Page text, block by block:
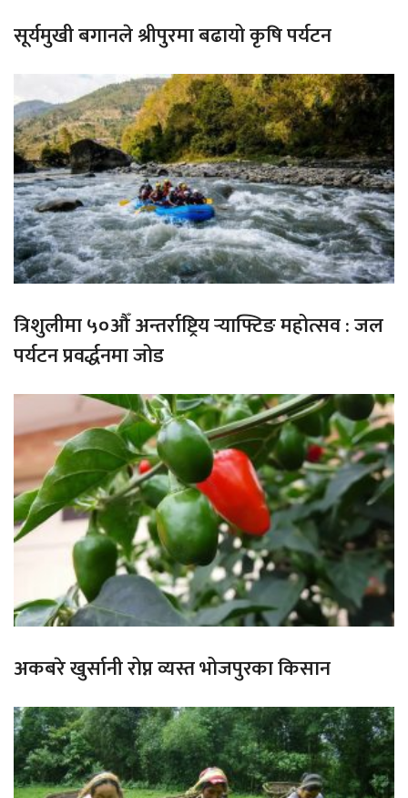
सूर्यमुखी बगानले श्रीपुरमा बढायो कृषि पर्यटन
त्रिशुलीमा ५०औँ अन्तर्राष्ट्रिय र्‍याफ्टिङ महोत्सव : जल
पर्यटन प्रवर्द्धनमा जोड
अकबरे खुर्सानी रोप्न व्यस्त भोजपुरका किसान